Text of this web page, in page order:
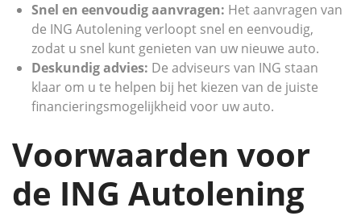
Snel en eenvoudig aanvragen: Het aanvragen van
de ING Autolening verloopt snel en eenvoudig,
zodat u snel kunt genieten van uw nieuwe auto.
Deskundig advies: De adviseurs van ING staan
klaar om u te helpen bij het kiezen van de juiste
financieringsmogelijkheid voor uw auto.
Voorwaarden voor
de ING Autolening